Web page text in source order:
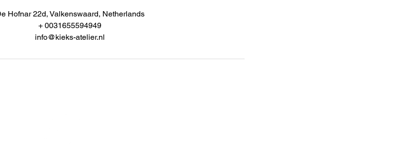
Hofnar 22d, Valkenswaard, Netherlands
+ 0031655594949
info@kieks-atelier.nl